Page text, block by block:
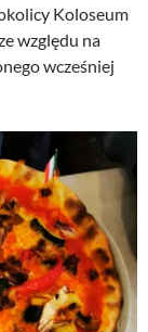
Koloseum
względu na
wcześniej